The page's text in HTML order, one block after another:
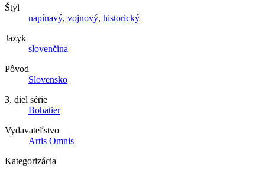
Štýl
napínavý, vojnový, historický
Jazyk
slovenčina
Pôvod
Slovensko
3. diel série
Bohatier
Vydavateľstvo
Artis Omnis
Kategorizácia